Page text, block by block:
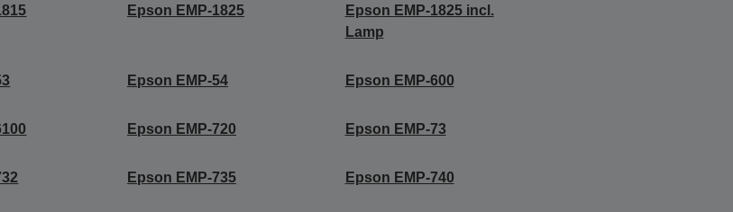
Epson EMP-1825
Epson EMP-1825 incl.
Lamp
Epson EMP-54 Epson EMP-600
Epson EMP-720 Epson EMP-73
Epson EMP-735 Epson EMP-740